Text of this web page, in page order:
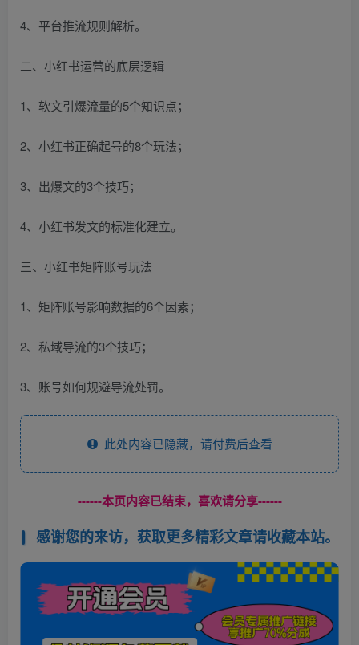
4、平台推流规则解析。
二、小红书运营的底层逻辑
1、软文引爆流量的5个知识点；
2、小红书正确起号的8个玩法；
3、出爆文的3个技巧；
4、小红书发文的标准化建立。
三、小红书矩阵账号玩法
1、矩阵账号影响数据的6个因素；
2、私域导流的3个技巧；
3、账号如何规避导流处罚。
此处内容已隐藏，请付费后查看
------本页内容已结束，喜欢请分享------
感谢您的来访，获取更多精彩文章请收藏本站。